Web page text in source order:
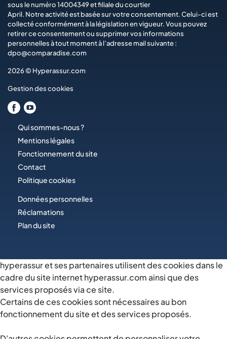
sous le numéro 14004349 et filiale du courtier
April. Notre activité est basée sur votre consentement. Celui-ci est
collecté conformément à la législation en vigueur. Vous pouvez
retirer ce consentement ou supprimer vos informations
personnelles à tout moment à l’adresse mail suivante :
dpo@comparadise.com
2026 © Hyperassur.com
Gestion des cookies
Qui sommes-nous ?
Mentions légales
Fonctionnement du site
Contact
Politique cookies
Données personnelles
Réclamations
Plan du site
hyperassur et ses partenaires utilisent des cookies dans le
cadre du site internet hyperassur.com ainsi que des
services proposés via ce site.
Certains de ces cookies sont nécessaires au bon
fonctionnement du site et des services proposés.